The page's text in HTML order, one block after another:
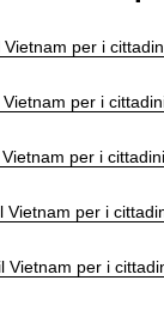
Vietnam per i
per i
per i
Vietnam per i
Vietnam per i